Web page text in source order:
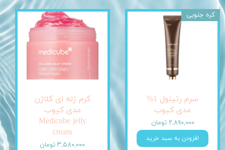
سرم رتینول 1%
مدی کیوب
۲,۸۹۰,۰۰۰ تومان
افزودن به سبد خرید
کره جنوبی
کرم ژله ای کلاژن
مدی کیوب
Medicube jelly
cream
۳,۵۸۰,۰۰۰ تومان